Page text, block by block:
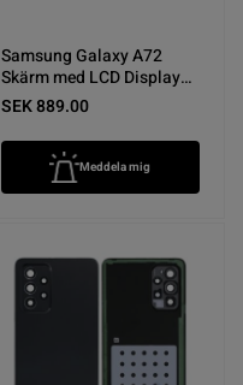
Samsung Galaxy A72
Skärm med LCD Display
Original - Blå
SEK 889.00
Meddela mig